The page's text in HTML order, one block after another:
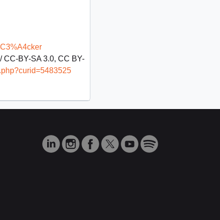
CC-BY-SA 3.0, CC BY-